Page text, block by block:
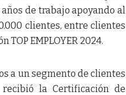
de trabajo apoyando al
clientes, entre clientes
EMPLOYER 2024.
a un segmento de clientes
la Certificación de